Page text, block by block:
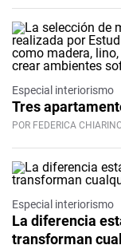
Especial interiorismo
Tres
POR FEDERICA
Especial interiorismo
La diferencia
transforman